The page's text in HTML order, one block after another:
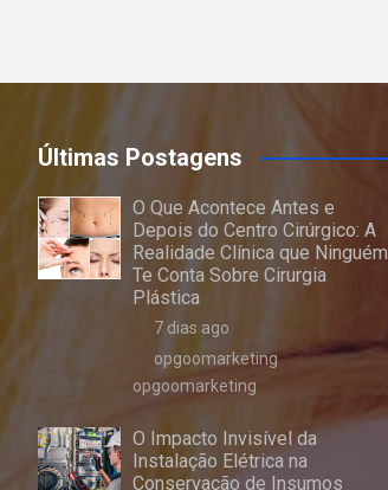
Últimas Postagens
O Que Acontece Antes e
Depois do Centro Cirúrgico: A
Realidade Clínica que Ninguém
Te Conta Sobre Cirurgia
Plástica
7 dias ago
opgoomarketing
opgoomarketing
O Impacto Invisível da
Instalação Elétrica na
Conservação de Insumos